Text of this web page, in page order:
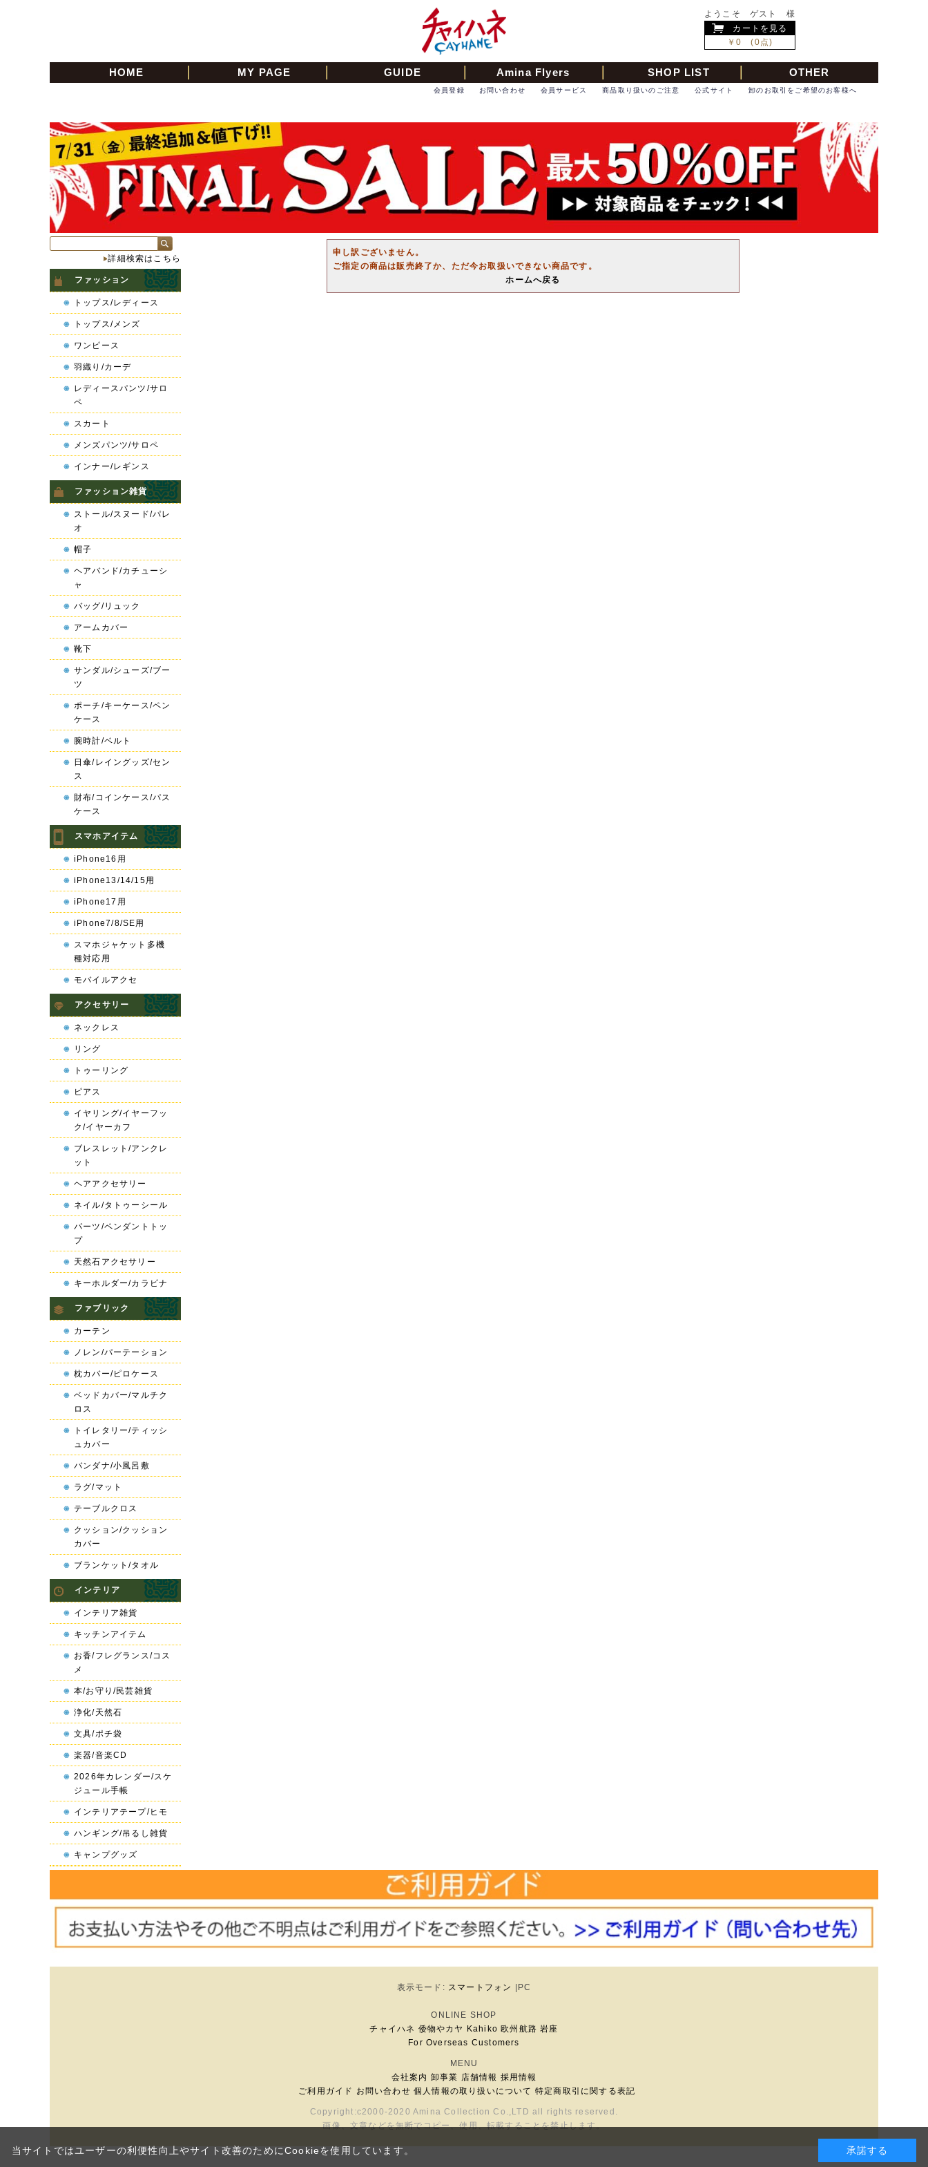
ようこそ ゲスト 様
カートを見る
￥0 (0点)
HOME MY PAGE GUIDE Amina Flyers SHOP LIST OTHER
卸のお取引をご希望のお客様へ
公式サイト
商品取り扱いのご注意
会員サービス
お問い合わせ
会員登録
申し訳ございません。
ご指定の商品は販売終了か、ただ今お取扱いできない商品です。
ホームへ戻る
詳細検索はこちら
ファッション
トップス/レディース
トップス/メンズ
ワンピース
羽織り/カーデ
レディースパンツ/サロ
ペ
スカート
メンズパンツ/サロペ
インナー/レギンス
ファッション雑貨
ストール/スヌード/パレ
オ
帽子
ヘアバンド/カチューシ
ャ
バッグ/リュック
アームカバー
靴下
サンダル/シューズ/ブー
ツ
ポーチ/キーケース/ペン
ケース
腕時計/ベルト
日傘/レイングッズ/セン
ス
財布/コインケース/パス
ケース
スマホアイテム
iPhone16用
iPhone13/14/15用
iPhone17用
iPhone7/8/SE用
スマホジャケット多機
種対応用
モバイルアクセ
アクセサリー
ネックレス
リング
トゥーリング
ピアス
イヤリング/イヤーフッ
ク/イヤーカフ
ブレスレット/アンクレ
ット
ヘアアクセサリー
ネイル/タトゥーシール
パーツ/ペンダントトッ
プ
天然石アクセサリー
キーホルダー/カラビナ
ファブリック
カーテン
ノレン/パーテーション
枕カバー/ピロケース
ベッドカバー/マルチク
ロス
トイレタリー/ティッシ
ュカバー
バンダナ/小風呂敷
ラグ/マット
テーブルクロス
クッション/クッション
カバー
ブランケット/タオル
インテリア
インテリア雑貨
キッチンアイテム
お香/フレグランス/コス
メ
本/お守り/民芸雑貨
浄化/天然石
文具/ポチ袋
楽器/音楽CD
2026年カレンダー/スケ
ジュール手帳
インテリアテープ/ヒモ
ハンギング/吊るし雑貨
キャンプグッズ
表示モード: スマートフォン |PC
ONLINE SHOP
チャイハネ 倭物やカヤ Kahiko 欧州航路 岩座
For Overseas Customers
MENU
会社案内 卸事業 店舗情報 採用情報
ご利用ガイド お問い合わせ 個人情報の取り扱いについて 特定商取引に関する表記
Copyright:c2000-2020 Amina Collection Co.,LTD all rights reserved.
画像、文章などを無断でコピー、使用、転載することを禁止します。
当サイトではユーザーの利便性向上やサイト改善のためにCookieを使用しています。 承諾する